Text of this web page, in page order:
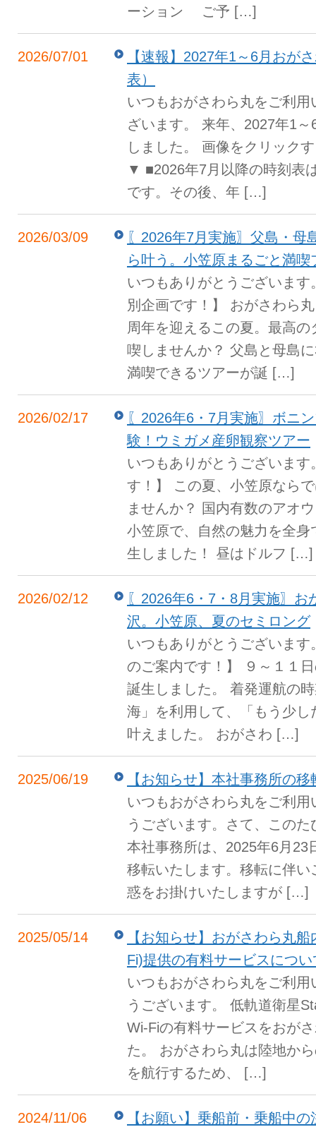
ーション ご予 […]
2026/07/01
【速報】2027年1～6月おが
表）
いつもおがさわら丸をご利
ざいます。 来年、2027年1
しました。 画像をクリック
▼ ■2026年7月以降の時刻表
です。その後、年 […]
2026/03/09
〖2026年7月実施〗父島・母
ら叶う。小笠原まるごと満喫
いつもありがとうございま
別企画です！】 おがさわら
周年を迎えるこの夏。最高
喫しませんか？ 父島と母島
満喫できるツアーが誕 […]
2026/02/17
〖2026年6・7月実施〗ボニ
験！ウミガメ産卵観察ツアー
いつもありがとうございま
す！】 この夏、小笠原なら
ませんか？ 国内有数のアオ
小笠原で、自然の魅力を全
生しました！ 昼はドルフ […]
2026/02/12
〖2026年6・7・8月実施〗お
沢。小笠原、夏のセミロング
いつもありがとうございま
のご案内です！】 ９～１１
誕生しました。 着発運航の
海」を利用して、「もう少
叶えました。 おがさわ […]
2025/06/19
【お知らせ】本社事務所の
いつもおがさわら丸をご利
うございます。さて、この
本社事務所は、2025年6月23
移転いたします。移転に伴
惑をお掛けいたしますが […]
2025/05/14
【お知らせ】おがさわら丸
Fi)提供の有料サービスについ
いつもおがさわら丸をご利
うございます。 低軌道衛星
Wi-Fiの有料サービスをおが
た。 おがさわら丸は陸地か
を航行するため、 […]
2024/11/06
【お願い】乗船前・乗船中